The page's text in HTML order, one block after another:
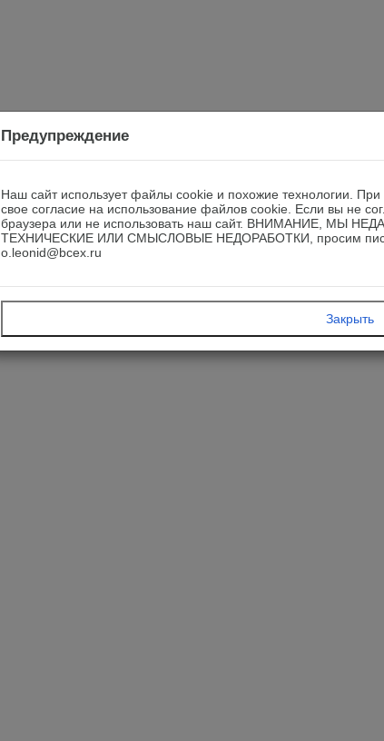
Предупреждение
Наш сайт использует файлы cookie и похожие технологии.
свое согласие на использование файлов cookie. Если вы не
браузера или не использовать наш сайт. ВНИМАНИЕ, МЫ
ТЕХНИЧЕСКИЕ ИЛИ СМЫСЛОВЫЕ НЕДОРАБОТКИ, просим
o.leonid@bcex.ru
Закрыть